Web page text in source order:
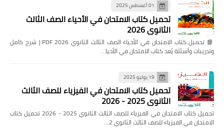
01 أغسطس 2025
تحميل كتاب الامتحان في الأحياء الصف الثالث
الثانوي 2026
📘 تحميل كتاب الامتحان في الأحياء الصف الثالث الثانوي 2026 PDF | شرح كامل
وتدريبات وأسئلة يُعد كتاب الامتحان في الأحيا…
19 يوليو 2025
تحميل كتاب الامتحان في الفيزياء للصف الثالث
الثانوي 2025 - 2026
تحميل كتاب الامتحان في الفيزياء للصف الثالث الثانوي 2025 - 2026 تحميل كتاب
الامتحان في الفيزياء للصف الثالث الثانوي 2…